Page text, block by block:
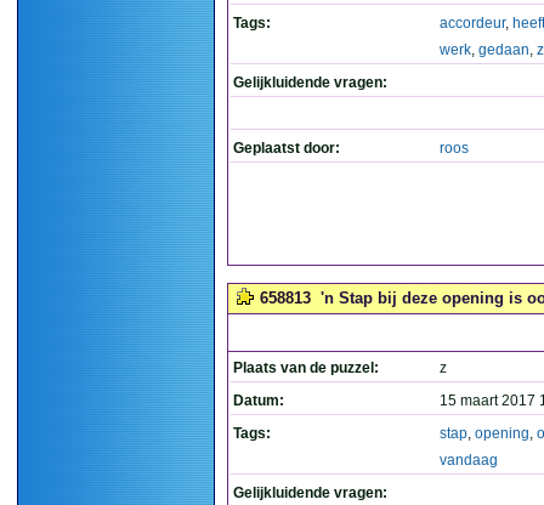
Tags:
accordeur, heeft
werk, gedaan,
Gelijkluidende vragen:
Geplaatst door: roos
658813 'n Stap bij deze opening is
Plaats van de puzzel:
z
Datum:
15 maart 2017
Tags:
stap, opening,
vandaag
Gelijkluidende vragen: